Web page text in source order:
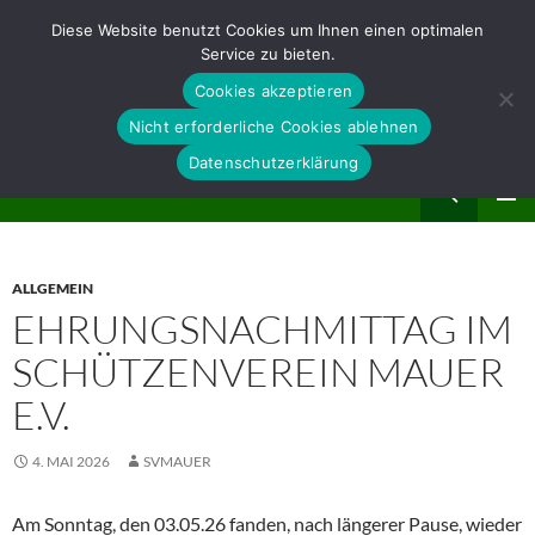
Schützenverein Mauer e.V.
ALLGEMEIN
EHRUNGSNACHMITTAG IM
SCHÜTZENVEREIN MAUER
E.V.
4. MAI 2026 SVMAUER
Am Sonntag, den 03.05.26 fanden, nach längerer Pause, wieder
Diese Website benutzt Cookies um Ihnen einen optimalen
Service zu bieten.
Cookies akzeptieren
Nicht erforderliche Cookies ablehnen
Datenschutzerklärung